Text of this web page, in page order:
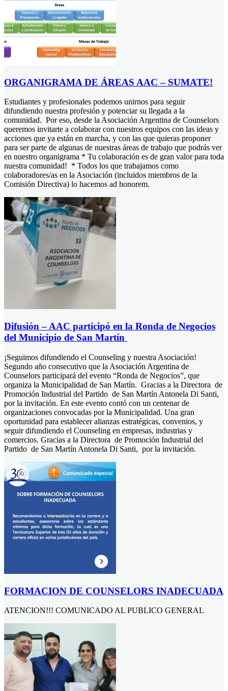
ORGANIGRAMA DE ÁREAS AAC – SUMATE!
Estudiantes y profesionales podemos unirnos para seguir
difundiendo nuestra profesión y potenciar su llegada a la
comunidad. Por eso, desde la Asociación Argentina de Counselors
queremos invitarte a colaborar con nuestros equipos con las ideas y
acciones que ya están en marcha, y con las que quieras proponer
para ser parte de algunas de nuestras áreas de trabajo que podrás ver
en nuestro organigrama * Tu colaboración es de gran valor para toda
nuestra comunidad! * Todos los que trabajamos como
colaboradores/as en la Asociación (incluidos miembros de la
Comisión Directiva) lo hacemos ad honorem.
Difusión – AAC participó en la Ronda de Negocios
del Municipio de San Martín
¡Seguimos difundiendo el Counseling y nuestra Asociación!
Segundo año consecutivo que la Asociación Argentina de
Counselors participará del evento “Ronda de Negocios”, que
organiza la Municipalidad de San Martín. Gracias a la Directora de
Promoción Industrial del Partido de San Martín Antonela Di Santi,
por la invitación. En este evento contó con un centenar de
organizaciones convocadas por la Municipalidad. Una gran
oportunidad para establecer alianzas estratégicas, convenios, y
seguir difundiendo el Counseling en empresas, industrias y
comercios. Gracias a la Directora de Promoción Industrial del
Partido de San Martín Antonela Di Santi, por la invitación.
FORMACION DE COUNSELORS INADECUADA
ATENCION!!! COMUNICADO AL PUBLICO GENERAL